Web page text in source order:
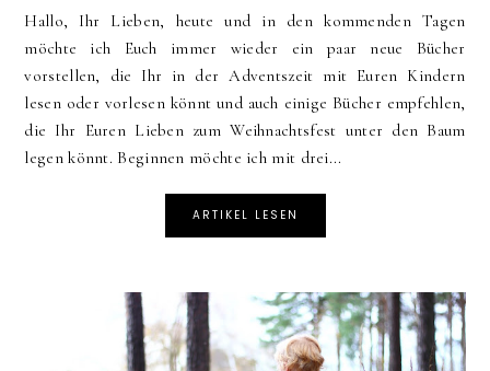
Hallo, Ihr Lieben, heute und in den kommenden Tagen
möchte ich Euch immer wieder ein paar neue Bücher
vorstellen, die Ihr in der Adventszeit mit Euren Kindern
lesen oder vorlesen könnt und auch einige Bücher empfehlen,
die Ihr Euren Lieben zum Weihnachtsfest unter den Baum
legen könnt. Beginnen möchte ich mit drei...
ARTIKEL LESEN